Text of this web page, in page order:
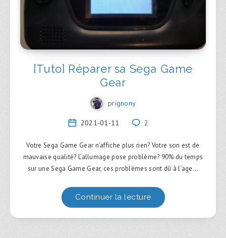
[Tuto] Réparer sa Sega Game
Gear
prignony
2021-01-11 2
Votre Sega Game Gear n’affiche plus rien? Votre son est de
mauvaise qualité? L’allumage pose problème? 90% du temps
sur une Sega Game Gear, ces problèmes sont dû à l’age…
Continuer la lecture